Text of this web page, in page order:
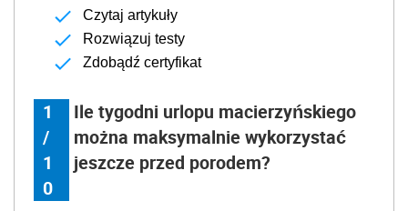
Czytaj artykuły
Rozwiązuj testy
Zdobądź certyfikat
1
/
1
0
Ile tygodni urlopu macierzyńskiego
można maksymalnie wykorzystać
jeszcze przed porodem?